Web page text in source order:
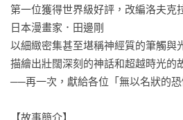
第一位獲得世界級好評，改編洛夫克
日本漫畫家．田邊剛
以細緻密集甚至堪稱神經質的筆觸與
描繪出壯闊深刻的神話和超越時光的
──再一次，獻給各位「無以名狀的恐
【故事簡介】